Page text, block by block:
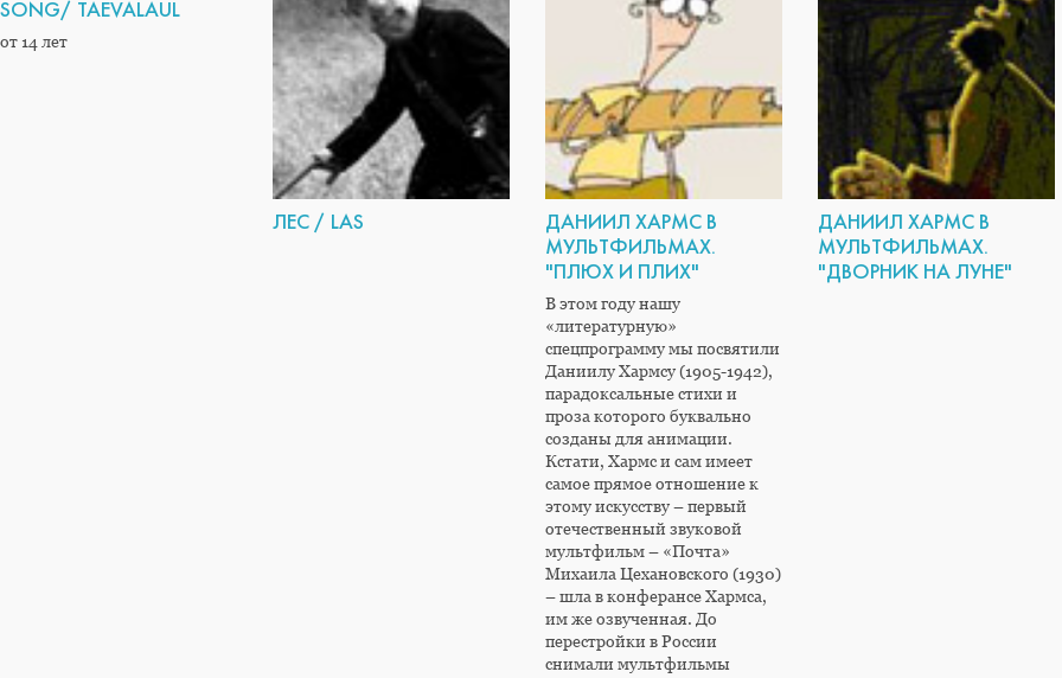
SONG/ TAEVALAUL
от 14 лет
ЛЕС / LAS
ДАНИИЛ ХАРМС В
МУЛЬТФИЛЬМАХ.
"ПЛЮХ И ПЛИХ"
В этом году нашу
«литературную»
спецпрограмму мы посвятили
Даниилу Хармсу (1905-1942),
парадоксальные стихи и
проза которого буквально
созданы для анимации.
Кстати, Хармс и сам имеет
самое прямое отношение к
этому искусству – первый
отечественный звуковой
мультфильм – «Почта»
Михаила Цехановского (1930)
– шла в конферансе Хармса,
им же озвученная. До
перестройки в России
снимали мультфильмы
ДАНИИЛ ХАРМС В
МУЛЬТФИЛЬМАХ.
"ДВОРНИК НА ЛУНЕ"